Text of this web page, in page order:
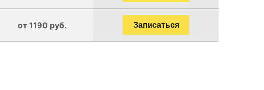
от 1190 руб. Записаться